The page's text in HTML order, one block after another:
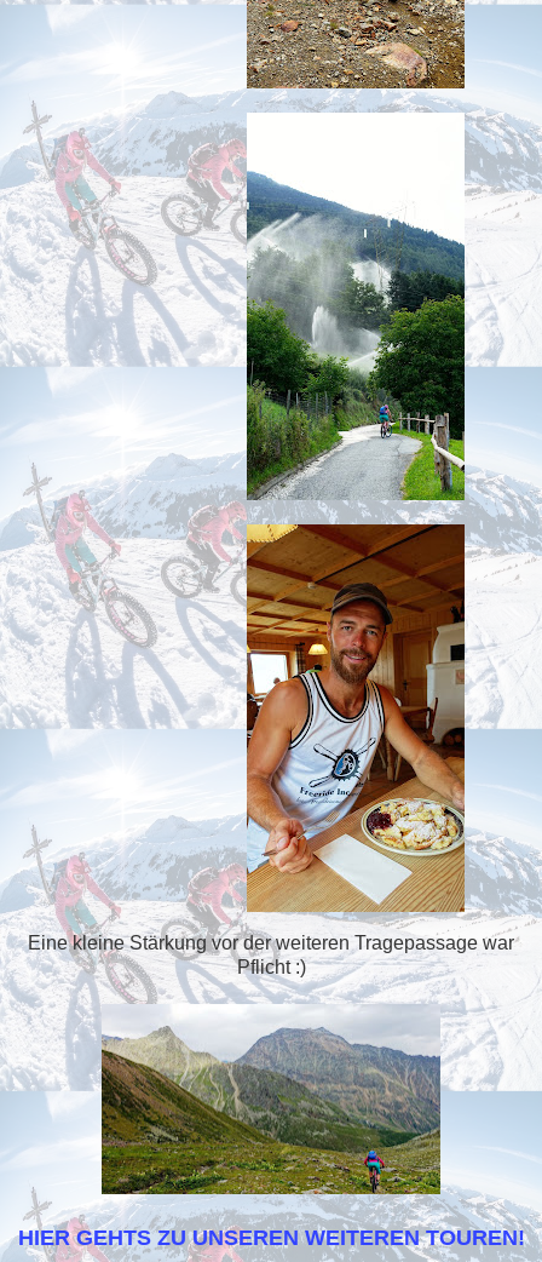
Eine kleine Stärkung vor der weiteren Tragepassage war
Pflicht :)
HIER GEHTS ZU UNSEREN WEITEREN TOUREN!